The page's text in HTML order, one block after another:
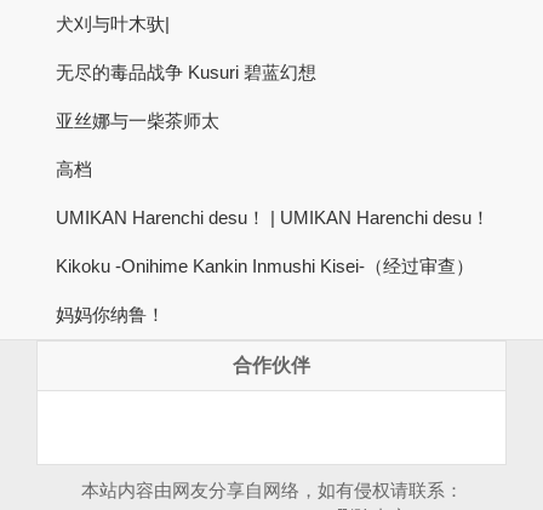
犬刈与叶木驮|
无尽的毒品战争 Kusuri 碧蓝幻想
亚丝娜与一柴茶师太
高档
UMIKAN Harenchi desu！ | UMIKAN Harenchi desu！
Kikoku -Onihime Kankin Inmushi Kisei-（经过审查）
妈妈你纳鲁！
合作伙伴
本站内容由网友分享自网络，如有侵权请联系：